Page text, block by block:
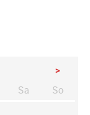
>
Sa mstagSo